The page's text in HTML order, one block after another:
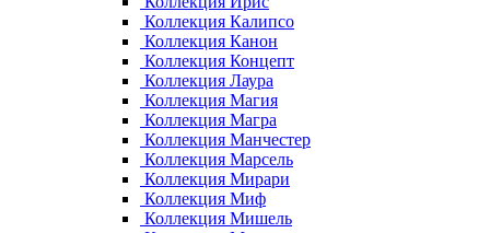
Коллекция Калипсо
Коллекция Канон
Коллекция Концепт
Коллекция Лаура
Коллекция Магия
Коллекция Магра
Коллекция Манчестер
Коллекция Марсель
Коллекция Мирари
Коллекция Миф
Коллекция Мишель